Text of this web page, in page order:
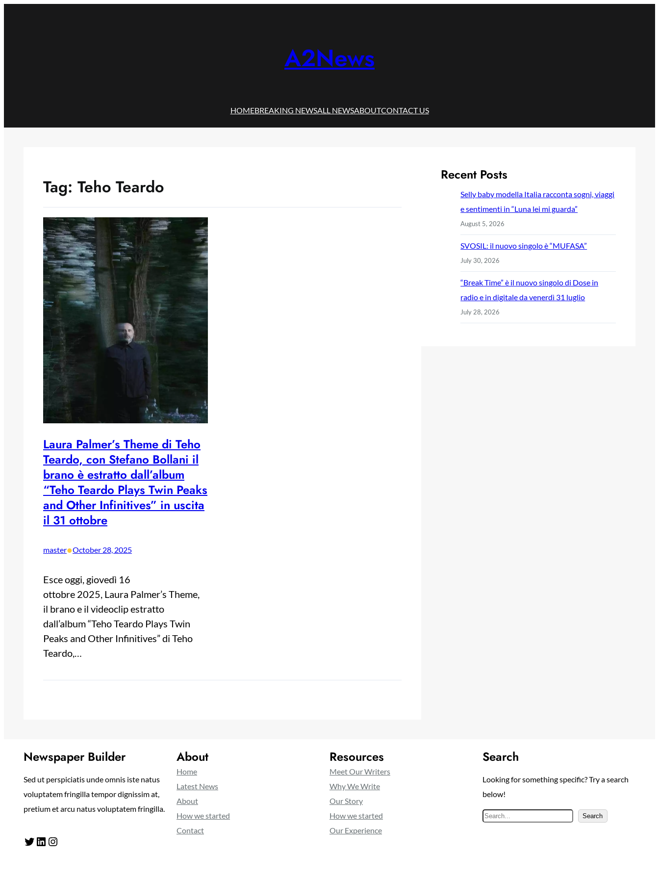
A2News
HOMEBREAKING NEWSALL NEWSABOUTCONTACT US
Tag: Teho Teardo
Laura Palmer’s Theme di Teho
Teardo, con Stefano Bollani il
brano è estratto dall’album
“Teho Teardo Plays Twin Peaks
and Other Infinitives” in uscita
il 31 ottobre
master•October 28, 2025
Esce oggi, giovedì 16
ottobre 2025, Laura Palmer’s Theme,
il brano e il videoclip estratto
dall’album “Teho Teardo Plays Twin
Peaks and Other Infinitives” di Teho
Teardo,…
Recent Posts
Selly baby modella Italia racconta sogni, viaggi
e sentimenti in “Luna lei mi guarda”
August 5, 2026
SVOSIL: il nuovo singolo è “MUFASA”
July 30, 2026
“Break Time” è il nuovo singolo di Dose in
radio e in digitale da venerdì 31 luglio
July 28, 2026
Newspaper Builder
Sed ut perspiciatis unde omnis iste natus
voluptatem fringilla tempor dignissim at,
pretium et arcu natus voluptatem fringilla.
Twitter LinkedIn Instagram
About
Home
Latest News
About
How we started
Contact
Resources
Meet Our Writers
Why We Write
Our Story
How we started
Our Experience
Search
Looking for something specific? Try a search
below!
S
Search